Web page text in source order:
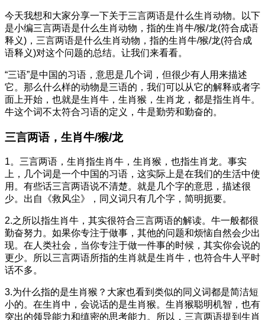
今天我想和大家分享一下关于三言两语是什么生肖动物。以下
是小编三言两语是什么生肖动物，指的生肖牛/猴/龙(符合成语
释义)，三言两语是什么生肖动物，指的生肖牛/猴/龙(符合成
语释义)对这个问题的总结。让我们来看看。
“三语”是中国的习语，意思是几个词，但很少有人用来描述
它。那么什么样的动物是三语的，我们可以从它的解释或者字
面上开始，也就是生肖牛，生肖猴，生肖龙，都是指生肖牛。
牛这个词不太符合习语的定义，牛是勤劳和勤奋的。
三言两语，生肖牛/猴/龙
1。三言两语，生肖指生肖牛，生肖猴，也指生肖龙。事实
上，几个词是一个中国的习语，这实际上是在我们的生活中使
用。有些话三言两语说不清楚。就是几个字的意思，描述很
少。出自《救风尘》，同义词只有几个字，简明扼要。
2.之所以指生肖牛，其实很符合三言两语的解读。牛一般都很
勤奋努力。如果你专注于做事，其他的问题和烦恼自然会少出
现。在人类社会，当你专注于做一件事的时候，其实你会说的
更少。所以三言两语所指的生肖就是生肖牛，也符合牛人平时
话不多。
3.为什么指的是生肖猴？大家也看到类似的同义词都是简洁短
小的。在生肖中，会说话的是生肖猴。生肖猴聪明机智，也有
突出的领导能力和缜密的思考能力。所以，三言两语提到生肖